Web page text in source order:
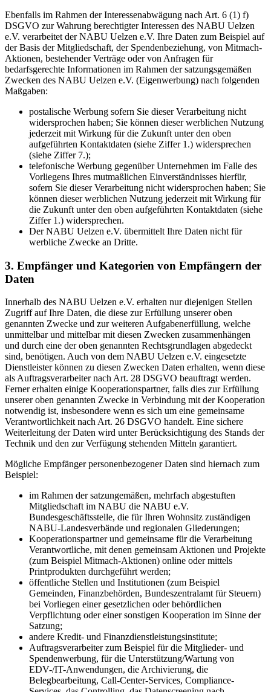
Ebenfalls im Rahmen der Interessenabwägung nach Art. 6 (1) f)
DSGVO zur Wahrung berechtigter Interessen des NABU Uelzen
e.V. verarbeitet der NABU Uelzen e.V. Ihre Daten zum Beispiel auf
der Basis der Mitgliedschaft, der Spendenbeziehung, von Mitmach-
Aktionen, bestehender Verträge oder von Anfragen für
bedarfsgerechte Informationen im Rahmen der satzungsgemäßen
Zwecken des NABU Uelzen e.V. (Eigenwerbung) nach folgenden
Maßgaben:
postalische Werbung sofern Sie dieser Verarbeitung nicht
widersprochen haben; Sie können dieser werblichen Nutzung
jederzeit mit Wirkung für die Zukunft unter den oben
aufgeführten Kontaktdaten (siehe Ziffer 1.) widersprechen
(siehe Ziffer 7.);
telefonische Werbung gegenüber Unternehmen im Falle des
Vorliegens Ihres mutmaßlichen Einverständnisses hierfür,
sofern Sie dieser Verarbeitung nicht widersprochen haben; Sie
können dieser werblichen Nutzung jederzeit mit Wirkung für
die Zukunft unter den oben aufgeführten Kontaktdaten (siehe
Ziffer 1.) widersprechen.
Der NABU Uelzen e.V. übermittelt Ihre Daten nicht für
werbliche Zwecke an Dritte.
3. Empfänger und Kategorien von Empfängern der
Daten
Innerhalb des NABU Uelzen e.V. erhalten nur diejenigen Stellen
Zugriff auf Ihre Daten, die diese zur Erfüllung unserer oben
genannten Zwecke und zur weiteren Aufgabenerfüllung, welche
unmittelbar und mittelbar mit diesen Zwecken zusammenhängen
und durch eine der oben genannten Rechtsgrundlagen abgedeckt
sind, benötigen. Auch von dem NABU Uelzen e.V. eingesetzte
Dienstleister können zu diesen Zwecken Daten erhalten, wenn diese
als Auftragsverarbeiter nach Art. 28 DSGVO beauftragt werden.
Ferner erhalten einige Kooperationspartner, falls dies zur Erfüllung
unserer oben genannten Zwecke in Verbindung mit der Kooperation
notwendig ist, insbesondere wenn es sich um eine gemeinsame
Verantwortlichkeit nach Art. 26 DSGVO handelt. Eine sichere
Weiterleitung der Daten wird unter Berücksichtigung des Stands der
Technik und den zur Verfügung stehenden Mitteln garantiert.
Mögliche Empfänger personenbezogener Daten sind hiernach zum
Beispiel:
im Rahmen der satzungemäßen, mehrfach abgestuften
Mitgliedschaft im NABU die NABU e.V.
Bundesgeschäftsstelle, die für Ihren Wohnsitz zuständigen
NABU-Landesverbände und regionalen Gliederungen;
Kooperationspartner und gemeinsame für die Verarbeitung
Verantwortliche, mit denen gemeinsam Aktionen und Projekte
(zum Beispiel Mitmach-Aktionen) online oder mittels
Printprodukten durchgeführt werden;
öffentliche Stellen und Institutionen (zum Beispiel
Gemeinden, Finanzbehörden, Bundeszentralamt für Steuern)
bei Vorliegen einer gesetzlichen oder behördlichen
Verpflichtung oder einer sonstigen Kooperation im Sinne der
Satzung;
andere Kredit- und Finanzdienstleistungsinstitute;
Auftragsverarbeiter zum Beispiel für die Mitglieder- und
Spendenwerbung, für die Unterstützung/Wartung von
EDV-/IT-Anwendungen, die Archivierung, die
Belegbearbeitung, Call-Center-Services, Compliance-